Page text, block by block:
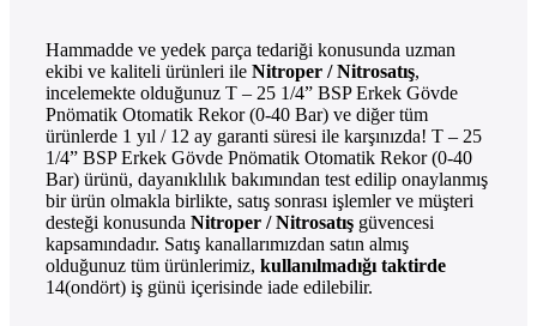
Hammadde ve yedek parça tedariği konusunda uzman
ekibi ve kaliteli ürünleri ile Nitroper / Nitrosatış,
incelemekte olduğunuz T – 25 1/4” BSP Erkek Gövde
Pnömatik Otomatik Rekor (0-40 Bar) ve diğer tüm
ürünlerde 1 yıl / 12 ay garanti süresi ile karşınızda! T – 25
1/4” BSP Erkek Gövde Pnömatik Otomatik Rekor (0-40
Bar) ürünü, dayanıklılık bakımından test edilip onaylanmış
bir ürün olmakla birlikte, satış sonrası işlemler ve müşteri
desteği konusunda Nitroper / Nitrosatış güvencesi
kapsamındadır. Satış kanallarımızdan satın almış
olduğunuz tüm ürünlerimiz, kullanılmadığı taktirde
14(ondört) iş günü içerisinde iade edilebilir.